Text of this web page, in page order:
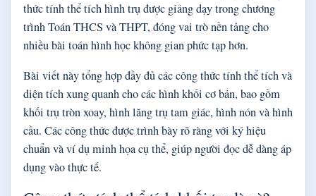
thức tính thể tích hình trụ được giảng dạy trong chương
trình Toán THCS và THPT, đóng vai trò nền tảng cho
nhiều bài toán hình học không gian phức tạp hơn.
Bài viết này tổng hợp đầy đủ các công thức tính thể tích và
diện tích xung quanh cho các hình khối cơ bản, bao gồm
khối trụ tròn xoay, hình lăng trụ tam giác, hình nón và hình
cầu. Các công thức được trình bày rõ ràng với ký hiệu
chuẩn và ví dụ minh họa cụ thể, giúp người đọc dễ dàng áp
dụng vào thực tế.